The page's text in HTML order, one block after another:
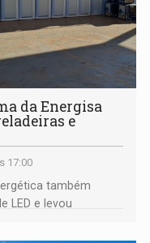
da Energisa
e
17:00
também
LED e levou